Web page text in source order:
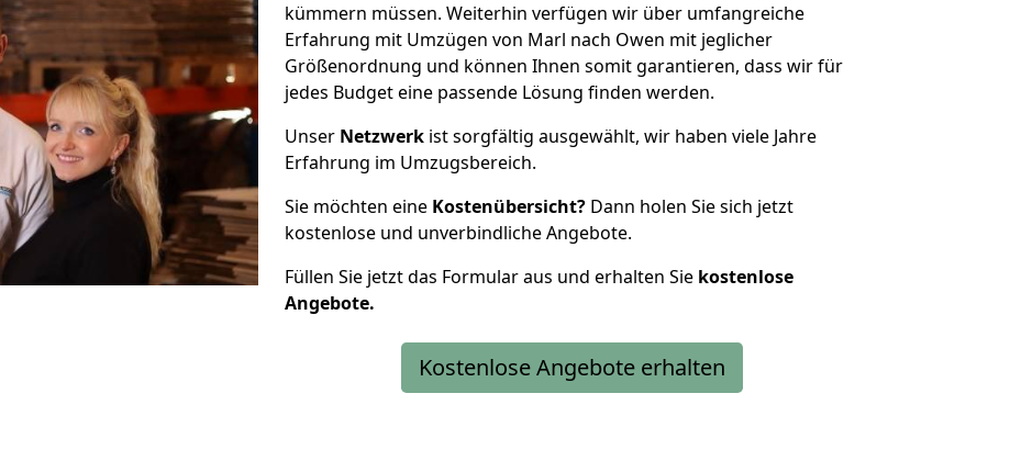
kümmern müssen. Weiterhin verfügen wir über umfangreiche
Erfahrung mit Umzügen von Marl nach Owen mit jeglicher
Größenordnung und können Ihnen somit garantieren, dass wir für
jedes Budget eine passende Lösung finden werden.
Unser Netzwerk ist sorgfältig ausgewählt, wir haben viele Jahre
Erfahrung im Umzugsbereich.
Sie möchten eine Kostenübersicht? Dann holen Sie sich jetzt
kostenlose und unverbindliche Angebote.
Füllen Sie jetzt das Formular aus und erhalten Sie kostenlose
Angebote.
Kostenlose Angebote erhalten